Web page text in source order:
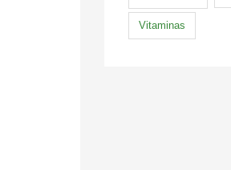
Vitaminas